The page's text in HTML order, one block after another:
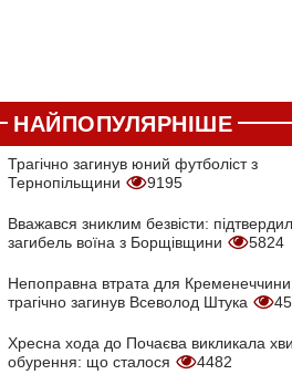
НАЙПОПУЛЯРНІШЕ
Трагічно загинув юний футболіст з
Тернопільщини
9195
Вважався зниклим безвісти:
загибель воїна з Борщівщини
5824
Непоправна втрата для
трагічно загинув Всеволод Штука
Хресна хода до Почаєва викликала
обурення: що сталося
4482